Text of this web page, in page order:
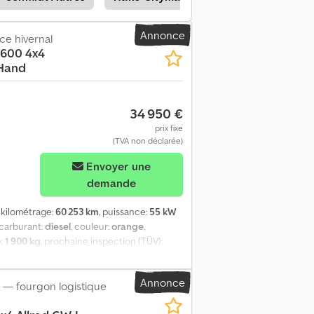
au total. 10 568 kilomètres parcourus
4×4 – transmission intégrale
un tuyau d’aspiration pour feuilles
large (comme neuf / n’a jamais vu de
année de fabrication 2019 (comme
de sel Gmeiner, modèle Husky 500V
de collecte des déchets en acier
propre : 180 litres. Poids à vide :
1 210 mm / Hauteur : 1 970 mm.
: 0-24 km/h. Pack d’insonorisation.
Moteur : moteur diesel industriel à
de carburant : environ 60 litres.
pression : circuit 1 (avant) : 0-50/0-
hydraulique actionné par pédale. Cabine
Système de traitement de l’eau.
kg. Poids à vide : 1 950 kg. L’épandeur
d’utilisation grâce à des
racloir de déneigement et tondeuse
Nous vendons exclusivement selon
modifications et ventes intermédiaires
Le samedi, sur rendez-vous. En
Annonce
hivernal
4x4
34 950 €
prix fixe
(TVA non déclarée)
demande
kilométrage:60 253 km, puissance: 55 kW
diesel, couleur:orange,
1 900 kg, prochaine inspection (TÜV):
h, nombre de sièges:1, nombre de
climatisation, faible niveau de
intégrale
Annonce
— fourgon logistique